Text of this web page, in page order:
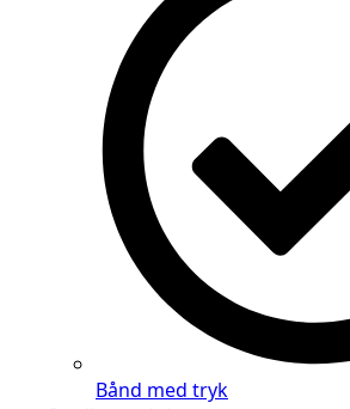
Bånd med tryk